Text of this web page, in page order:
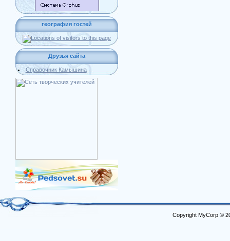
география гостей
Друзья сайта
Справочник Камышина
Copyright MyCorp ©